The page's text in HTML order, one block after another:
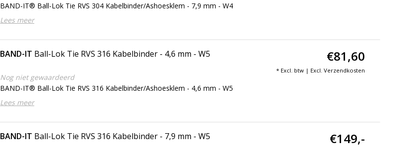
BAND-IT® Ball-Lok Tie RVS 304 Kabelbinder/Ashoesklem - 7,9 mm - W4
Lees meer
BAND-IT Ball-Lok Tie RVS 316 Kabelbinder - 4,6 mm - W5
Nog niet gewaardeerd
BAND-IT® Ball-Lok Tie RVS 316 Kabelbinder/Ashoesklem - 4,6 mm - W5
Lees meer
€81,60
* Excl. btw | Excl. Verzendkosten
BAND-IT Ball-Lok Tie RVS 316 Kabelbinder - 7,9 mm - W5 €149,-